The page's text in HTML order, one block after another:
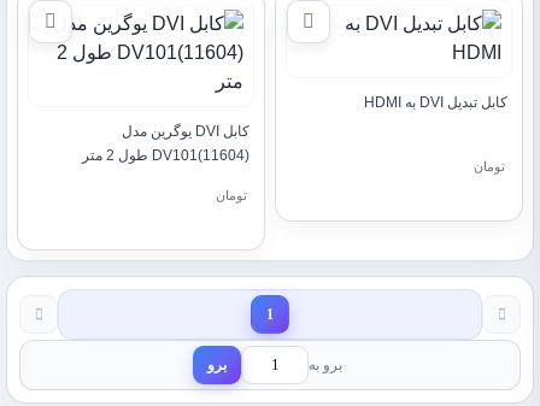
کابل تبدیل DVI به HDMI
تومان
کابل DVI یوگرین مدل
(11604)DV101 طول 2 متر
تومان
1
برو به برو